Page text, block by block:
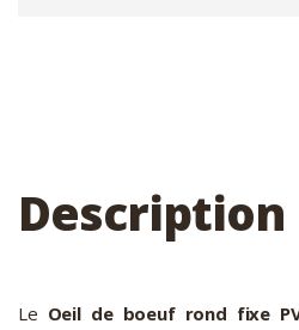
Description
Le Oeil de boeuf rond fixe